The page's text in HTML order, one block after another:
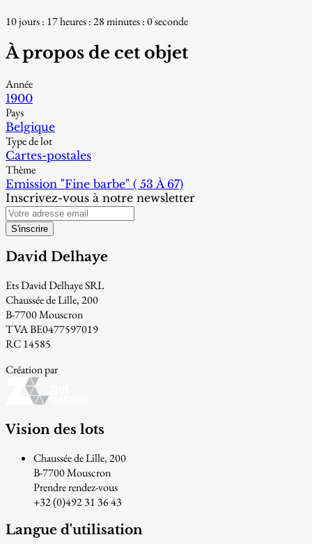
10 jours : 17 heures : 27 minutes : 59 secondes
À propos de cet objet
Année
1900
Pays
Belgique
Type de lot
Cartes-postales
Thème
Emission "Fine barbe" ( 53 À 67)
Inscrivez-vous à notre newsletter
S'inscrire
David Delhaye
Ets David Delhaye SRL
Chaussée de Lille, 200
B-7700 Mouscron
TVA BE0477597019
RC 14585
Création par
Vision des lots
Chaussée de Lille, 200
B-7700 Mouscron
Prendre rendez-vous
+32 (0)492 31 36 43
Langue d'utilisation